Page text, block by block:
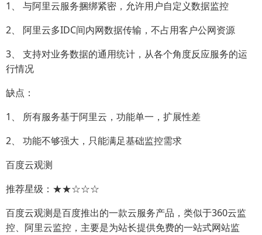
1、 与阿里云服务捆绑紧密，允许用户自定义数据监控
2、 阿里云多IDC间内网数据传输，不占用客户公网资源
3、 支持对业务数据的通用统计，从各个角度反应服务的运
行情况
缺点：
1、 所有服务基于阿里云，功能单一，扩展性差
2、 功能不够强大，只能满足基础监控需求
百度云观测
推荐星级：★★☆☆☆
百度云观测是百度推出的一款云服务产品，类似于360云监
控、阿里云监控，主要是为站长提供免费的一站式网站监